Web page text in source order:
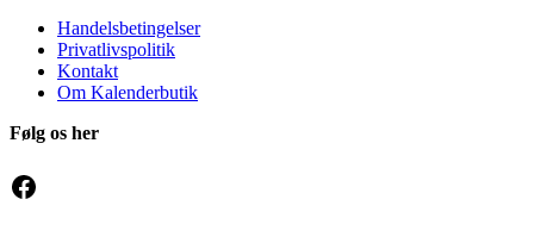
Handelsbetingelser
Privatlivspolitik
Kontakt
Om Kalenderbutik
Følg os her
Facebook